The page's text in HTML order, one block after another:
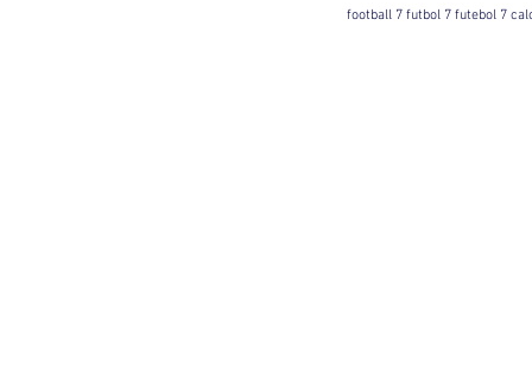
football 7 futbol 7 futebol 7